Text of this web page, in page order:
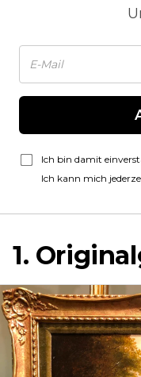
Ich bin damit
Ich kann mich
1.